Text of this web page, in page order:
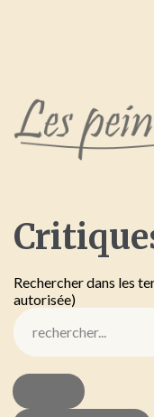
Rechercher dans les
autorisée)